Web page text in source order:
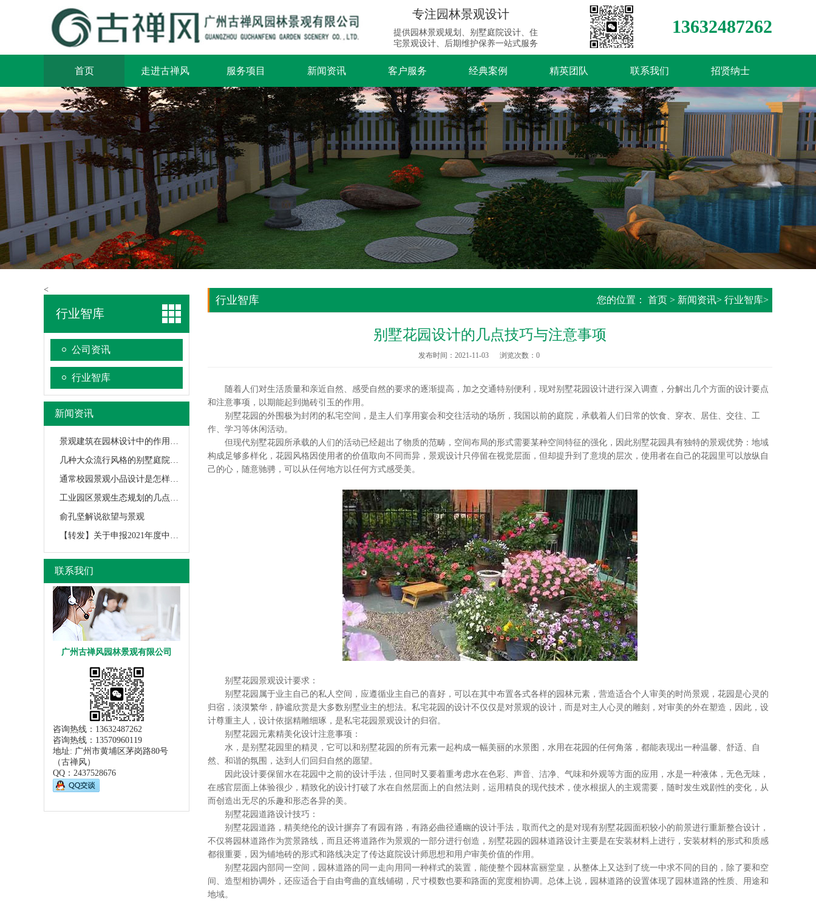
专注园林景观设计
提供园林景观规划、别墅庭院设计、住
宅景观设计、后期维护保养一站式服务
13632487262
首页 走进古禅风 服务项目 新闻资讯 客户服务 经典案例 精英团队 联系我们 招贤纳士
<
行业智库
公司资讯
行业智库
新闻资讯
景观建筑在园林设计中的作用与设计布局方法
几种大众流行风格的别墅庭院设计特点
通常校园景观小品设计是怎样做的？
工业园区景观生态规划的几点经验，希望对大家有帮助
俞孔坚解说欲望与景观
【转发】关于申报2021年度中国风景园林学会科学技术奖的通知
联系我们
广州古禅风园林景观有限公司
咨询热线：13632487262
咨询热线：13570960119
地址: 广州市黄埔区茅岗路80号
（古禅风）
QQ： 2437528676
行业智库 您的位置： 首页 > 新闻资讯> 行业智库>
别墅花园设计的几点技巧与注意事项
发布时间：2021-11-03 浏览次数： 0
随着人们对生活质量和亲近自然、感受自然的要求的逐渐提高，加之交通特别便利，现对别墅花园设计进行深入调查，分解出几个方面的设计要点
和注意事项，以期能起到抛砖引玉的作用。
别墅花园的外围极为封闭的私宅空间，是主人们享用宴会和交往活动的场所，我国以前的庭院，承载着人们日常的饮食、穿衣、居住、交往、工
作、学习等休闲活动。
但现代别墅花园所承载的人们的活动已经超出了物质的范畴，空间布局的形式需要某种空间特征的强化，因此别墅花园具有独特的景观优势：地域
构成足够多样化，花园风格因使用者的价值取向不同而异，景观设计只停留在视觉层面，但却提升到了意境的层次，使用者在自己的花园里可以放纵自
己的心，随意驰骋，可以从任何地方以任何方式感受美。
别墅花园景观设计要求：
别墅花园属于业主自己的私人空间，应遵循业主自己的喜好，可以在其中布置各式各样的园林元素，营造适合个人审美的时尚景观，花园是心灵的
归宿，淡漠繁华，静谧欣赏是大多数别墅业主的想法。私宅花园的设计不仅仅是对景观的设计，而是对主人心灵的雕刻，对审美的外在塑造，因此，设
计尊重主人，设计依据精雕细琢，是私宅花园景观设计的归宿。
别墅花园元素精美化设计注意事项：
水，是别墅花园里的精灵，它可以和别墅花园的所有元素一起构成一幅美丽的水景图，水用在花园的任何角落，都能表现出一种温馨、舒适、自
然、和谐的氛围，达到人们回归自然的愿望。
因此设计要保留水在花园中之前的设计手法，但同时又要着重考虑水在色彩、声音、洁净、气味和外观等方面的应用，水是一种液体，无色无味，
在感官层面上体验很少，精致化的设计打破了水在自然层面上的自然法则，运用精良的现代技术，使水根据人的主观需要，随时发生戏剧性的变化，从
而创造出无尽的乐趣和形态各异的美。
别墅花园道路设计技巧：
别墅花园道路，精美绝伦的设计摒弃了有园有路，有路必曲径通幽的设计手法，取而代之的是对现有别墅花园面积较小的前景进行重新整合设计，
不仅将园林道路作为赏景路线，而且还将道路作为景观的一部分进行创造，别墅花园的园林道路设计主要是在安装材料上进行，安装材料的形式和质感
都很重要，因为铺地砖的形式和路线决定了传达庭院设计师思想和用户审美价值的作用。
别墅花园内部同一空间，园林道路的同一走向用同一种样式的装置，能使整个园林富丽堂皇，从整体上又达到了统一中求不同的目的，除了要和空
间、造型相协调外，还应适合于自由弯曲的直线铺砌，尺寸模数也要和路面的宽度相协调。总体上说，园林道路的设置体现了园林道路的性质、用途和
地域。